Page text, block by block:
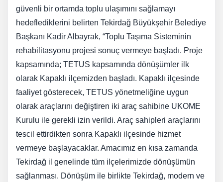
güvenli bir ortamda toplu ulaşımını sağlamayı
hedeflediklerini belirten Tekirdağ Büyükşehir Belediye
Başkanı Kadir Albayrak, “Toplu Taşıma Sisteminin
rehabilitasyonu projesi sonuç vermeye başladı. Proje
kapsamında; TETUS kapsamında dönüşümler ilk
olarak Kapaklı ilçemizden başladı. Kapaklı ilçesinde
faaliyet gösterecek, TETUS yönetmeliğine uygun
olarak araçlarını değiştiren iki araç sahibine UKOME
Kurulu ile gerekli izin verildi. Araç sahipleri araçlarını
tescil ettirdikten sonra Kapaklı ilçesinde hizmet
vermeye başlayacaklar. Amacımız en kısa zamanda
Tekirdağ il genelinde tüm ilçelerimizde dönüşümün
sağlanması. Dönüşüm ile birlikte Tekirdağ, modern ve